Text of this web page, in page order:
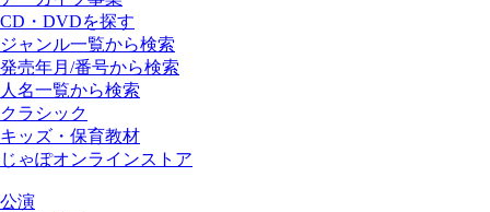
CD・DVDを探す
ジャンル一覧から検索
発売年月/番号から検索
人名一覧から検索
クラシック
キッズ・保育教材
じゃぽオンラインストア
公演